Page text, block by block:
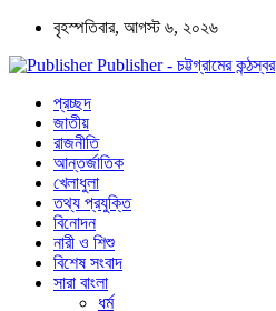
বৃহস্পতিবার, আগস্ট ৬, ২০২৬
Publisher - চট্টগ্রামের কন্ঠস্বর
প্রচ্ছদ
জাতীয়
রাজনীতি
আন্তর্জাতিক
খেলাধুলা
তথ্য প্রযুক্তি
বিনোদন
নারী ও শিশু
বিশেষ সংবাদ
সারা বাংলা
ধর্ম